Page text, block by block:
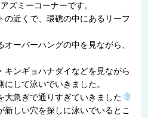
ズミーコーナーです。
の近くで、環礁の中にあるリーフ
ーバーハングの中を見ながら、
キンギョハナダイなどを見ながら
して泳いでいきました。
大急ぎで通りすぎていきました
しい穴を探しに泳いでいるとこ